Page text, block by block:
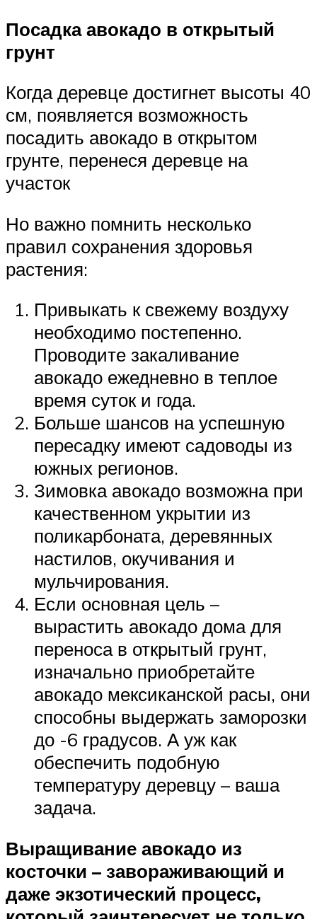
Посадка авокадо в открытый
грунт
Когда деревце достигнет высоты 40
см, появляется возможность
посадить авокадо в открытом
грунте, перенеся деревце на
участок
Но важно помнить несколько
правил сохранения здоровья
растения:
Привыкать к свежему воздуху
необходимо постепенно.
Проводите закаливание
авокадо ежедневно в теплое
время суток и года.
Больше шансов на успешную
пересадку имеют садоводы из
южных регионов.
Зимовка авокадо возможна при
качественном укрытии из
поликарбоната, деревянных
настилов, окучивания и
мульчирования.
Если основная цель –
вырастить авокадо дома для
переноса в открытый грунт,
изначально приобретайте
авокадо мексиканской расы, они
способны выдержать заморозки
до -6 градусов. А уж как
обеспечить подобную
температуру деревцу – ваша
задача.
Выращивание авокадо из
косточки – завораживающий и
даже экзотический процесс,